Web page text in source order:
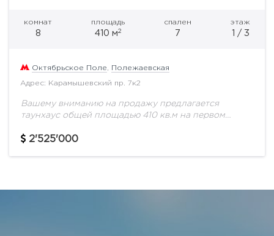
комнат
8
площадь
410 м2
спален
7
этаж
1 / 3
Октябрьское Поле Полежаевская
Адрес: Карамышевский пр. 7к2
Вашему вниманию на продажу предлагается
таунхаус общей площадью 410 кв.м на первом
Практически построен заново. Лучшее
2'525'000